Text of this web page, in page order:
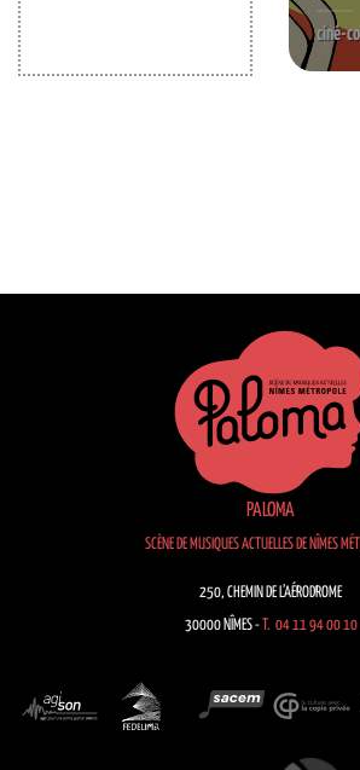
ciné-
PALOMA
SCÈNE DE MUSIQUES ACTUELLES DE NÎMES
250, CHEMIN DE L’AÉRODROME
30000 NÎMES -T. 04 11 94 00 10